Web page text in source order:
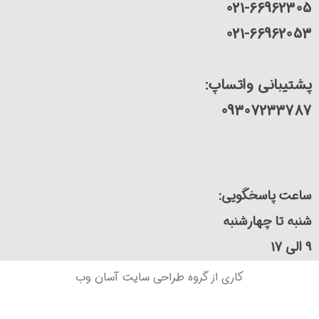
021-
021-
واتساپ:
پاسخگویی:
تا چهارشنبه
کاری از گروه طراحی سایت آسان وب